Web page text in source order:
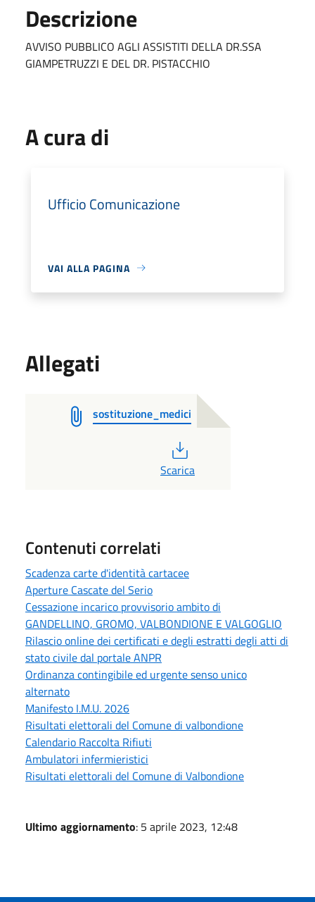
Descrizione
AVVISO PUBBLICO AGLI ASSISTITI DELLA DR.SSA
GIAMPETRUZZI E DEL DR. PISTACCHIO
A cura di
Ufficio Comunicazione
VAI ALLA PAGINA
Allegati
sostituzione_medici
Scarica
Contenuti correlati
Scadenza carte d'identità cartacee
Aperture Cascate del Serio
Cessazione incarico provvisorio ambito di
GANDELLINO, GROMO, VALBONDIONE E VALGOGLIO
Rilascio online dei certificati e degli estratti degli atti di
stato civile dal portale ANPR
Ordinanza contingibile ed urgente senso unico
alternato
Manifesto I.M.U. 2026
Risultati elettorali del Comune di valbondione
Calendario Raccolta Rifiuti
Ambulatori infermieristici
Risultati elettorali del Comune di Valbondione
Ultimo aggiornamento: 5 aprile 2023, 12:48